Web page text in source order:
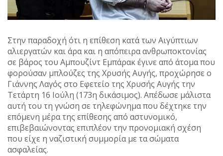
Στην παραδοχή ότι η επίθεση κατά των Αιγύπτιων
αλιεργατών και άρα και η απόπειρα ανθρωποκτονίας
σε βάρος του Αμπουζίντ Εμπάρακ έγινε από άτομα που
φορούσαν μπλούζες της Χρυσής Αυγής, προχώρησε ο
Γιάννης Λαγός στο Εφετείο της Χρυσής Αυγής την
Τετάρτη 16 Ιούλη (173η δικάσιμος). Απέδωσε μάλιστα
αυτή του τη γνώση σε τηλεφώνημα που δέχτηκε την
επόμενη μέρα της επίθεσης από αστυνομικό,
επιβεβαιώνοντας επιπλέον την προνομιακή σχέση
που είχε η ναζιστική συμμορία με τα σώματα
ασφαλείας.